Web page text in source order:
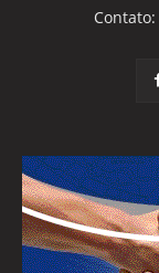
Contato: